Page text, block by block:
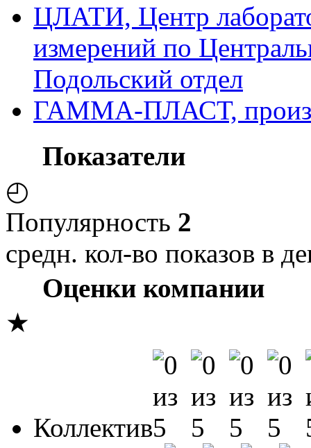
ЦЛАТИ, Центр
измерений по
Подольский отдел
ГАММА-ПЛАСТ,
Показатели
◴
Популярность 2
средн. кол-во показов в
Оценки компании
★
Коллектив